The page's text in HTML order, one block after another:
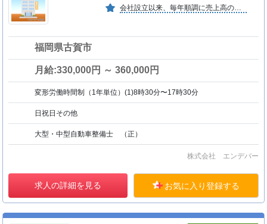
会社設立以来、毎年順調に売上高の増加を図っている。
福岡県古賀市
月給:330,000円 ～ 360,000円
変形労働時間制（1年単位）(1)8時30分〜17時30分
日祝日その他
大型・中型自動車整備士 （正）
株式会社 エンデバー
求人の詳細を見る お気に入り登録する